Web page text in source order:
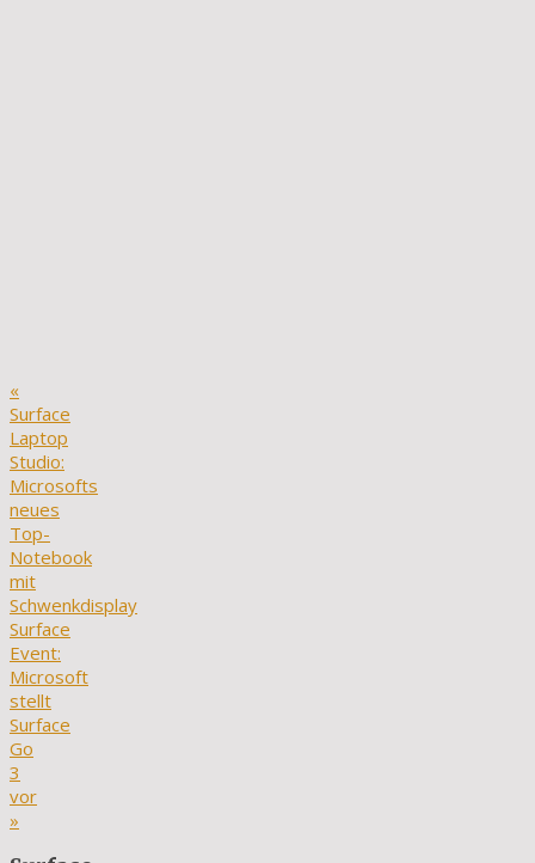
«
Surface
Laptop
Studio:
Microsofts
neues
Top-
Notebook
mit
Schwenkdisplay
Surface
Event:
Microsoft
stellt
Surface
Go
3
vor
»